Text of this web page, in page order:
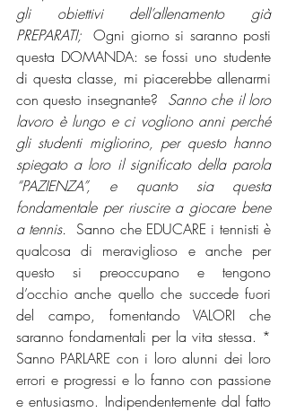
gli obiettivi dell’allenamento già
PREPARATI; Ogni giorno si saranno posti
questa DOMANDA: se fossi uno studente
di questa classe, mi piacerebbe allenarmi
con questo insegnante? Sanno che il loro
lavoro è lungo e ci vogliono anni perché
gli studenti migliorino, per questo hanno
spiegato a loro il significato della parola
“PAZIENZA”, e quanto sia questa
fondamentale per riuscire a giocare bene
a tennis. Sanno che EDUCARE i tennisti è
qualcosa di meraviglioso e anche per
questo si preoccupano e tengono
d’occhio anche quello che succede fuori
del campo, fomentando VALORI che
saranno fondamentali per la vita stessa. *
Sanno PARLARE con i loro alunni dei loro
errori e progressi e lo fanno con passione
e entusiasmo. Indipendentemente dal fatto